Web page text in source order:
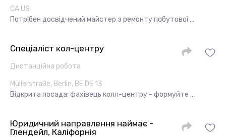
CA US
Потрібен досвідчений майстер з ремонту побутової …
Спеціаліст кол-центру
Дистанційна робота
Müllerstraße, Berlin, BE DE 13
Відкрита посада: фахівець колл-центру - формуйте …
Юридичний направлення наймає -
Глендейл, Каліфорнія